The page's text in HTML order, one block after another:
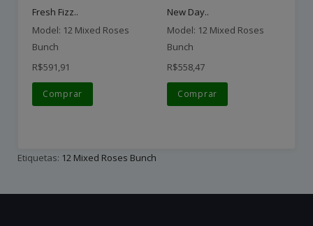
Fresh Fizz..
Model: 12 Mixed Roses
Bunch
R$591,91
Comprar
New Day..
Model: 12 Mixed Roses
Bunch
R$558,47
Comprar
Etiquetas: 12 Mixed Roses Bunch